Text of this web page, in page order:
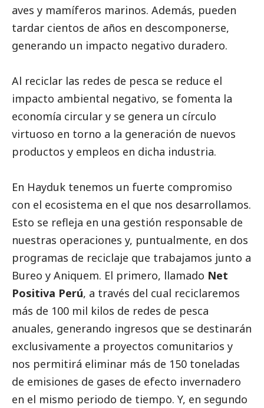
aves y mamíferos marinos. Además, pueden
tardar cientos de años en descomponerse,
generando un impacto negativo duradero.
Al reciclar las redes de pesca se reduce el
impacto ambiental negativo, se fomenta la
economía circular y se genera un círculo
virtuoso en torno a la generación de nuevos
productos y empleos en dicha industria.
En Hayduk tenemos un fuerte compromiso
con el ecosistema en el que nos desarrollamos.
Esto se refleja en una gestión responsable de
nuestras operaciones y, puntualmente, en dos
programas de reciclaje que trabajamos junto a
Bureo y Aniquem. El primero, llamado Net
Positiva Perú, a través del cual reciclaremos
más de 100 mil kilos de redes de pesca
anuales, generando ingresos que se destinarán
exclusivamente a proyectos comunitarios y
nos permitirá eliminar más de 150 toneladas
de emisiones de gases de efecto invernadero
en el mismo periodo de tiempo. Y, en segundo